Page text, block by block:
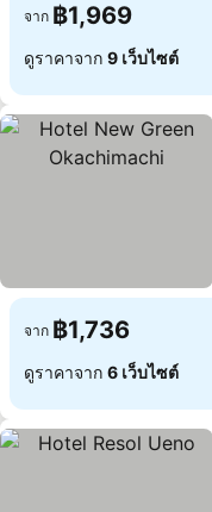
จาก ฿1,969
ดูราคาจาก 9 เว็บไซต์
จาก ฿1,736
ดูราคาจาก 6 เว็บไซต์